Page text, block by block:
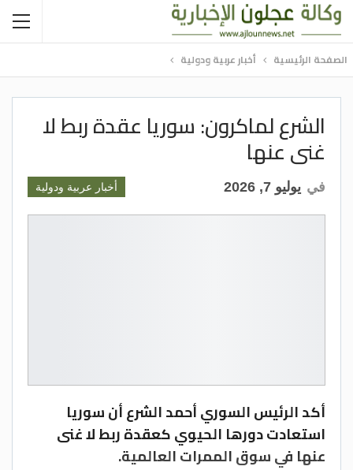
الصفحة الرئيسية أخبار عربية ودولية
الشرع لماكرون: سوريا عقدة ربط لا
غنى عنها
أخبار عربية ودولية في يوليو 7, 2026
أكد الرئيس السوري أحمد الشرع أن سوريا
استعادت دورها الحيوي كعقدة ربط لا غنى
عنها في سوق الممرات العالمية.